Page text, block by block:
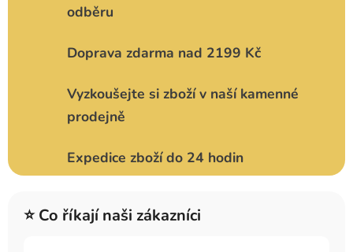
odběru
Doprava zdarma nad 2199 Kč
Vyzkoušejte si zboží v naší kamenné
prodejně
Expedice zboží do 24 hodin
⭐ Co říkají naši zákazníci